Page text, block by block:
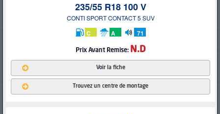
235/55 R18 100 V
CONTI SPORT CONTACT 5 SUV
C A
71
db
Prix Avant Remise: N.D
Voir la fiche
Trouvez un centre de montage